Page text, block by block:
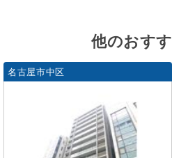
他のおす
名古屋市中区